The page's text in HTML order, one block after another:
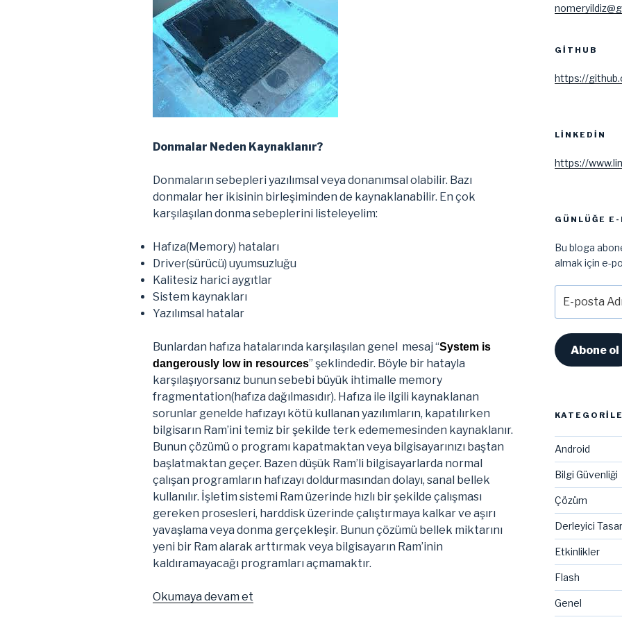
Donmalar Neden Kaynaklanır?
Donmaların sebepleri yazılımsal veya donanımsal olabilir. Bazı
donmalar her ikisinin birleşiminden de kaynaklanabilir. En çok
karşılaşılan donma sebeplerini listeleyelim:
Hafıza(Memory) hataları
Driver(sürücü) uyumsuzluğu
Kalitesiz harici aygıtlar
Sistem kaynakları
Yazılımsal hatalar
Bunlardan hafıza hatalarında karşılaşılan genel mesaj “System is
dangerously low in resources” şeklindedir. Böyle bir hatayla
karşılaşıyorsanız bunun sebebi büyük ihtimalle memory
fragmentation(hafıza dağılmasıdır). Hafıza ile ilgili kaynaklanan
sorunlar genelde hafızayı kötü kullanan yazılımların, kapatılırken
bilgisarın Ram’ini temiz bir şekilde terk edememesinden kaynaklanır.
Bunun çözümü o programı kapatmaktan veya bilgisayarınızı baştan
başlatmaktan geçer. Bazen düşük Ram’li bilgisayarlarda normal
çalışan programların hafızayı doldurmasından dolayı, sanal bellek
kullanılır. İşletim sistemi Ram üzerinde hızlı bir şekilde çalışması
gereken prosesleri, harddisk üzerinde çalıştırmaya kalkar ve aşırı
yavaşlama veya donma gerçekleşir. Bunun çözümü bellek miktarını
yeni bir Ram alarak arttırmak veya bilgisayarın Ram’inin
kaldıramayacağı programları açmamaktır.
Okumaya devam et
GITHUB
https://
LINKEDIN
https://
GÜNLÜĞE
Bu bloga
almak için e-
posta
Adresi
Abone ol
Android
Bilgi Güvenliği
Çözüm
Derleyici
Etkinlikler
Flash
Genel